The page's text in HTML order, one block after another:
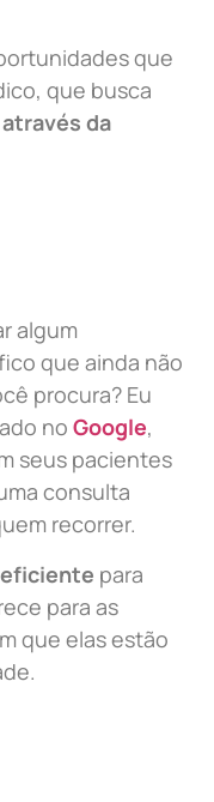
que
que busca
da
algum
que ainda não
procura? Eu
no Google,
seus pacientes
consulta
recorrer.
para
para as
que elas estão